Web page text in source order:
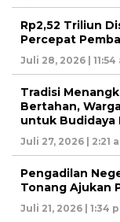
Rp2,52 Triliun
Percepat
Juli 28, 2026 | 11:54
Tradisi
Bertahan,
untuk Budidaya
Juli 27, 2026 | 2:21
Pengadilan
Tonang Ajukan
Juli 21, 2026 | 1:34